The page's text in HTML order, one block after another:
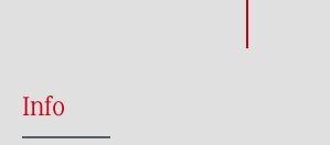
Info